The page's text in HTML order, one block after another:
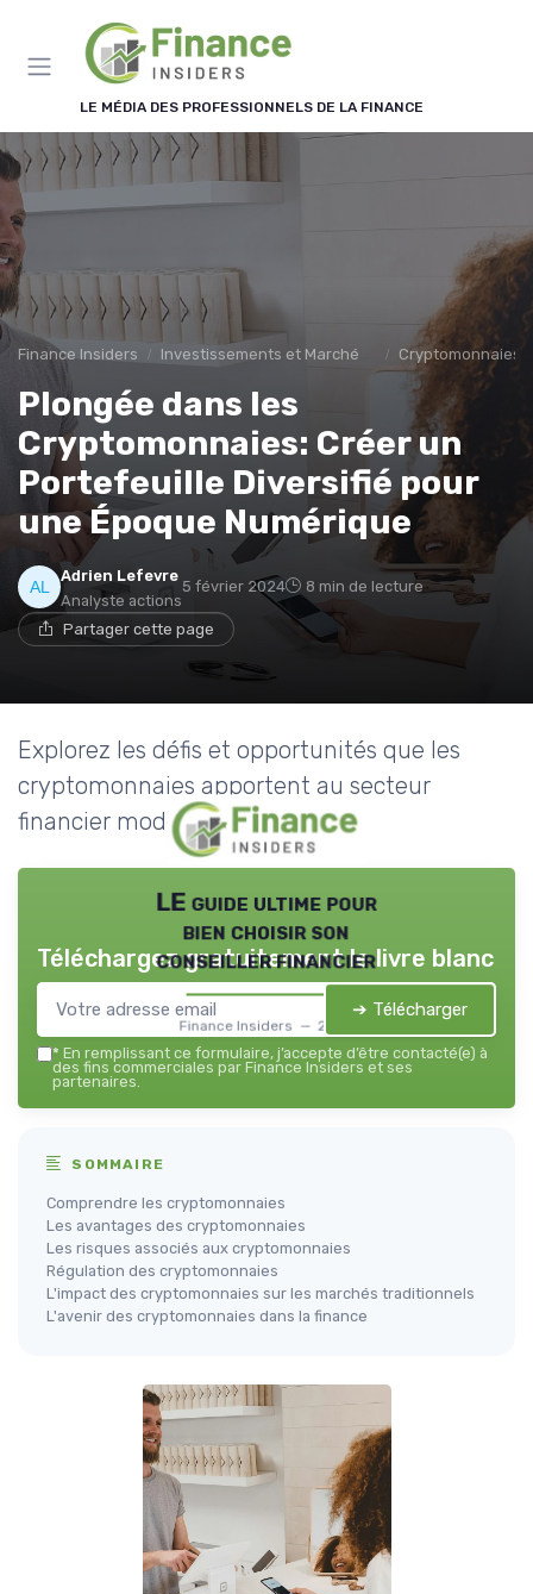
LE MÉDIA DES PROFESSIONNELS DE LA FINANCE
Finance Insiders Investissements et Marchés Financiers Cryptomonnaies
Plongée dans les
Cryptomonnaies: Créer un
Portefeuille Diversifié pour
une Époque Numérique
Adrien Lefevre
Analyste actions
5 février 2024 8 min de lecture
Partager cette page
Explorez les défis et opportunités que les
cryptomonnaies apportent au secteur
financier moderne.
LE guide ultime pour
bien choisir son
conseiller financier
Finance Insiders — 2026
Téléchargez gratuitement le livre blanc
➔ Télécharger
* En remplissant ce formulaire, j’accepte d’être contacté(e) à
des fins commerciales par Finance Insiders et ses
partenaires.
SOMMAIRE
Comprendre les cryptomonnaies
Les avantages des cryptomonnaies
Les risques associés aux cryptomonnaies
Régulation des cryptomonnaies
L'impact des cryptomonnaies sur les marchés traditionnels
L'avenir des cryptomonnaies dans la finance